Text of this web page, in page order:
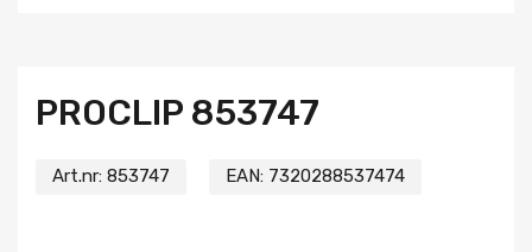
PROCLIP 853747
Art.nr: 853747 EAN: 7320288537474